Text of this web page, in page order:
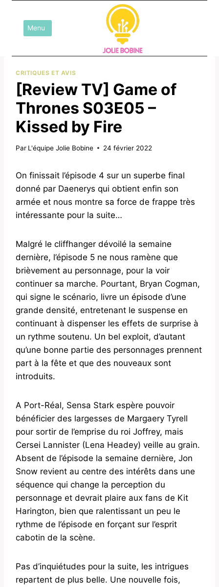
contenuMenu
CRITIQUES ET AVIS
[Review TV] Game of
Thrones S03E05 –
Kissed by Fire
Par L'équipe Jolie Bobine 24 février 2022
On finissait l’épisode 4 sur un superbe final
donné par Daenerys qui obtient enfin son
armée et nous montre sa force de frappe très
intéressante pour la suite…
Malgré le cliffhanger dévoilé la semaine
dernière, l’épisode 5 ne nous ramène que
brièvement au personnage, pour la voir
continuer sa marche. Pourtant, Bryan Cogman,
qui signe le scénario, livre un épisode d’une
grande densité, entretenant le suspense en
continuant à dispenser les effets de surprise à
un rythme soutenu. Un bel exploit, d’autant
qu’une bonne partie des personnages prennent
part à la fête et que des nouveaux sont
introduits.
A Port-Réal, Sensa Stark espère pouvoir
bénéficier des largesses de Margaery Tyrell
pour sortir de l’emprise du roi Joffrey, mais
Cersei Lannister (Lena Headey) veille au grain.
Absent de l’épisode la semaine dernière, Jon
Snow revient au centre des intérêts dans une
séquence qui change la perception du
personnage et devrait plaire aux fans de Kit
Harington, bien que ralentissant un peu le
rythme de l’épisode en forçant sur l’esprit
cabotin de la scène.
Pas d’inquiétudes pour la suite, les intrigues
repartent de plus belle. Une nouvelle fois,